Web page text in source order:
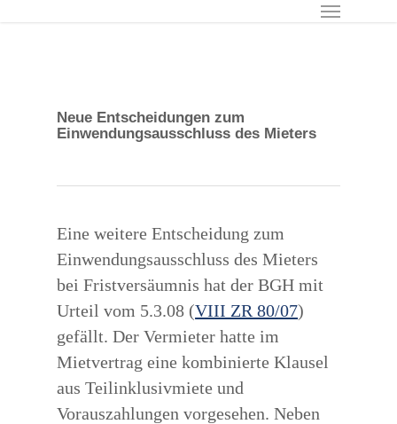
Neue Entscheidungen zum
Einwendungsausschluss des Mieters
Eine weitere Entscheidung zum
Einwendungsausschluss des Mieters
bei Fristversäumnis hat der BGH mit
Urteil vom 5.3.08 (VIII ZR 80/07)
gefällt. Der Vermieter hatte im
Mietvertrag eine kombinierte Klausel
aus Teilinklusivmiete und
Vorauszahlungen vorgesehen. Neben